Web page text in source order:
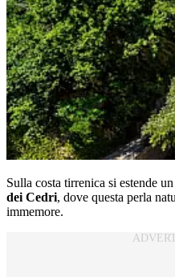
Sulla costa tirrenica si estende
dei Cedri, dove questa perla
immemore.